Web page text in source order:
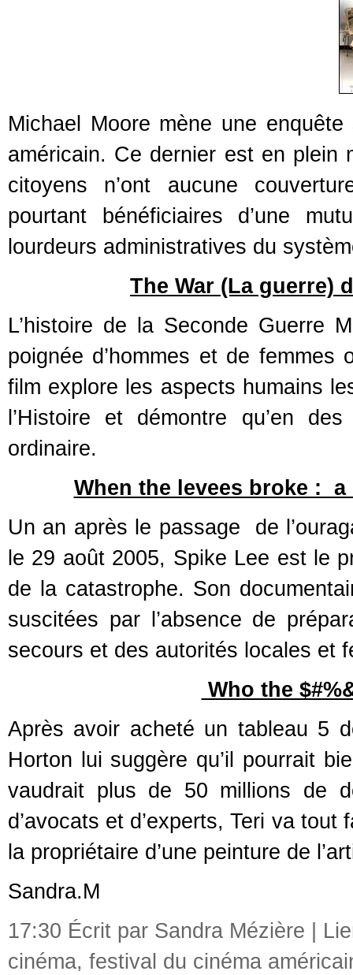
Michael Moore mène une
américain. Ce dernier est en plein
citoyens n’ont aucune
pourtant bénéficiaires d’une
lourdeurs administratives du
The War (La guerre)
L’histoire de la Seconde Guerre
poignée d’hommes et de
film explore les aspects humains
l’Histoire et démontre qu’en
ordinaire.
When the levees broke :
Un an après le passage de
le 29 août 2005, Spike Lee est le
de la catastrophe. Son
suscitées par l’absence de
secours et des autorités locales et
Who the
Après avoir acheté un tableau 5
Horton lui suggère qu’il pourrait
vaudrait plus de 50 millions de
d’avocats et d’experts, Teri va
la propriétaire d’une peinture de
Sandra.M
17:30 Écrit par Sandra Mézière |
cinéma, festival du cinéma